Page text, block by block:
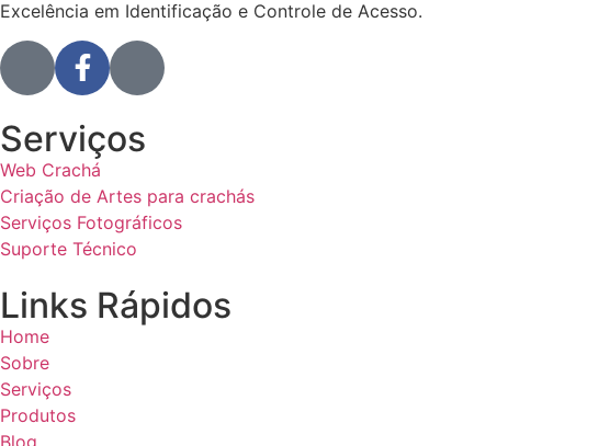
Excelência em Identificação e Controle de Acesso.
Serviços
Web Crachá
Criação de Artes para crachás
Serviços Fotográficos
Suporte Técnico
Links Rápidos
Home
Sobre
Serviços
Produtos
Blog